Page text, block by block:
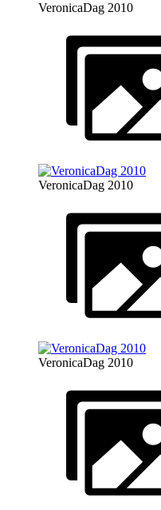
VeronicaDag 2010
VeronicaDag 2010
VeronicaDag 2010